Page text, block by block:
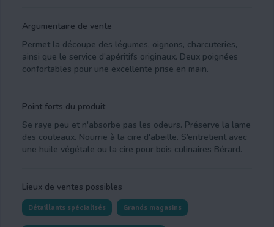
Argumentaire de vente
Permet la découpe des légumes, oignons, charcuteries,
ainsi que le service d’apéritifs originaux. Deux poignées
confortables pour une excellente prise en main.
Point forts du produit
Se raye peu et n'absorbe pas les odeurs. Préserve la lame
des couteaux. Nourrie à la cire d'abeille. S’entretient avec
une huile végétale ou la cire pour bois culinaires Bérard.
Lieux de ventes possibles
Détaillants spécialisés Grands magasins